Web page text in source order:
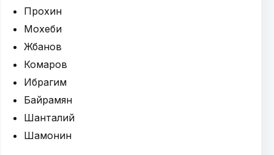
Прохин
Мохеби
Жбанов
Комаров
Ибрагим
Байрамян
Шанталий
Шамонин